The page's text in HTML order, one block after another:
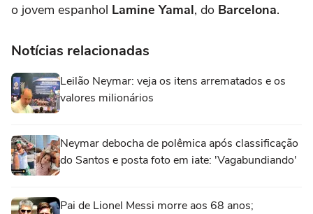
o jovem espanhol Lamine Yamal, do Barcelona.
Notícias relacionadas
Leilão Neymar: veja os itens arrematados e os
valores milionários
Neymar debocha de polêmica após classificação
do Santos e posta foto em iate: 'Vagabundiando'
Pai de Lionel Messi morre aos 68 anos;